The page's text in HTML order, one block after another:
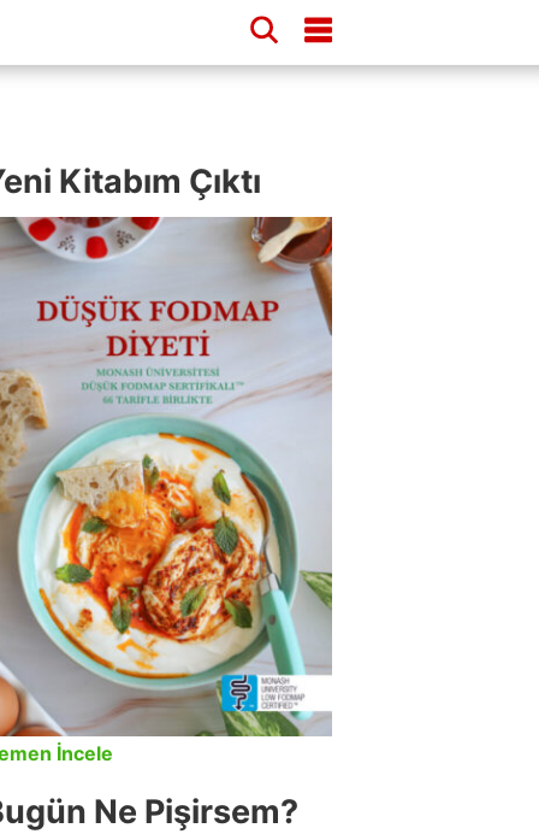
Kitabım Çıktı
İncele
Ne Pişirsem?